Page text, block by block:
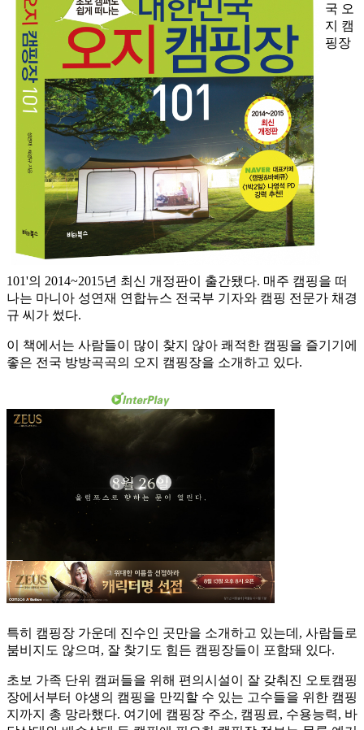
국 오
지 캠
핑장
101'의 2014~2015년 최신 개정판이 출간됐다. 매주 캠핑을 떠
나는 마니아 성연재 연합뉴스 전국부 기자와 캠핑 전문가 채경
규 씨가 썼다.
이 책에서는 사람들이 많이 찾지 않아 쾌적한 캠핑을 즐기기에
좋은 전국 방방곡곡의 오지 캠핑장을 소개하고 있다.
특히 캠핑장 가운데 진수인 곳만을 소개하고 있는데, 사람들로
붐비지도 않으며, 잘 찾기도 힘든 캠핑장들이 포함돼 있다.
초보 가족 단위 캠퍼들을 위해 편의시설이 잘 갖춰진 오토캠핑
장에서부터 야생의 캠핑을 만끽할 수 있는 고수들을 위한 캠핑
지까지 총 망라했다. 여기에 캠핑장 주소, 캠핑료, 수용능력, 바